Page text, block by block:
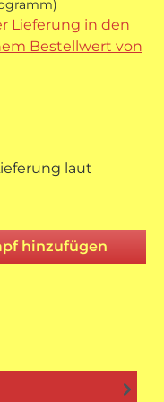
Lieferung in den
Bestellwert von
laut
hinzufügen